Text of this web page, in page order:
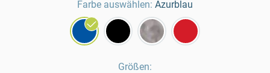
Farbe auswählen: Azurblau
Größen: